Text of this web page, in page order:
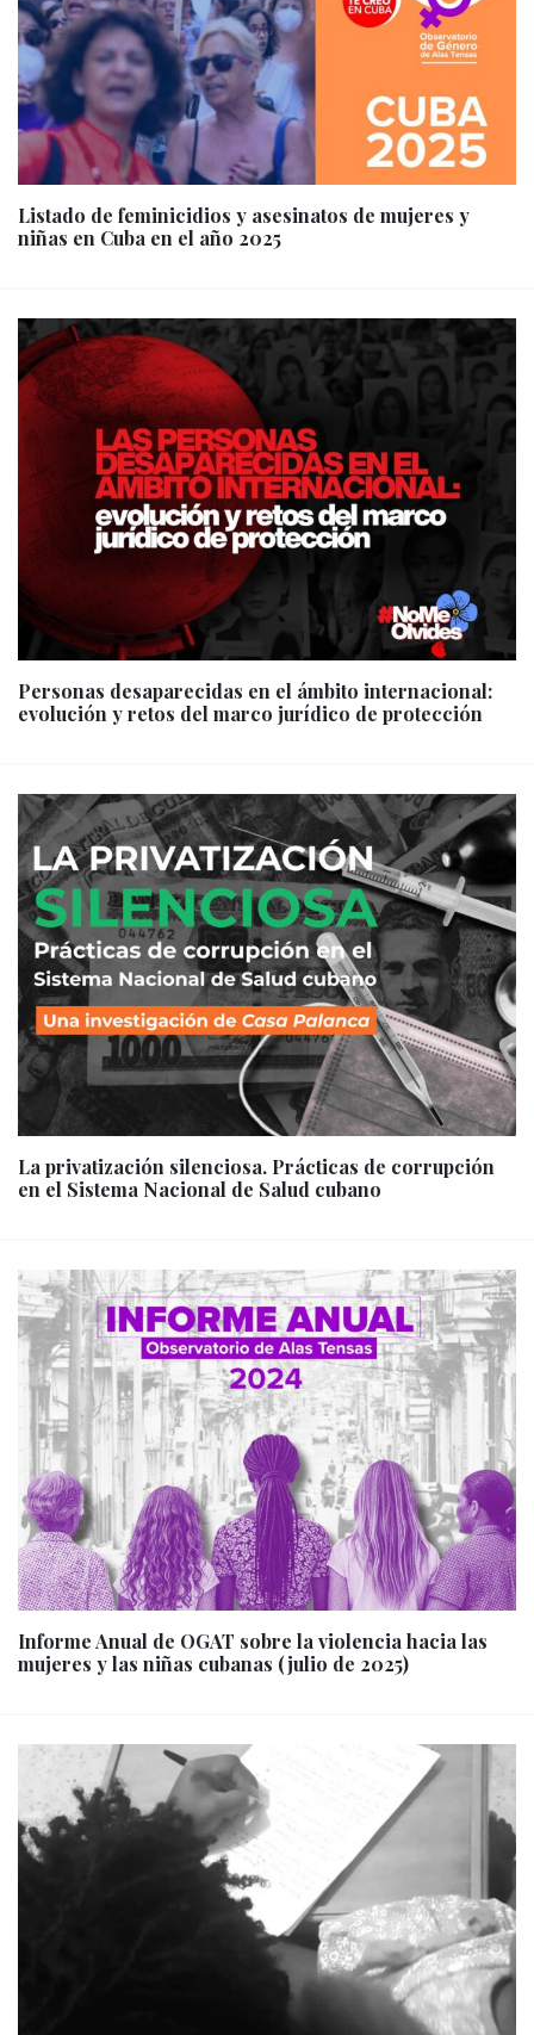
Listado de feminicidios y asesinatos de mujeres y
niñas en Cuba en el año 2025
Personas desaparecidas en el ámbito internacional:
evolución y retos del marco jurídico de protección
La privatización silenciosa. Prácticas de corrupción
en el Sistema Nacional de Salud cubano
Informe Anual de OGAT sobre la violencia hacia las
mujeres y las niñas cubanas (julio de 2025)